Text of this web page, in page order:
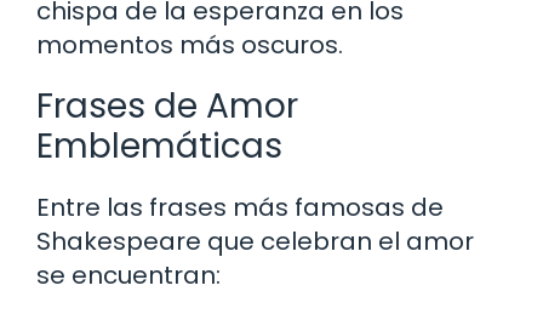
chispa de la esperanza en los
momentos más oscuros.
Frases de Amor
Emblemáticas
Entre las frases más famosas de
Shakespeare que celebran el amor
se encuentran: